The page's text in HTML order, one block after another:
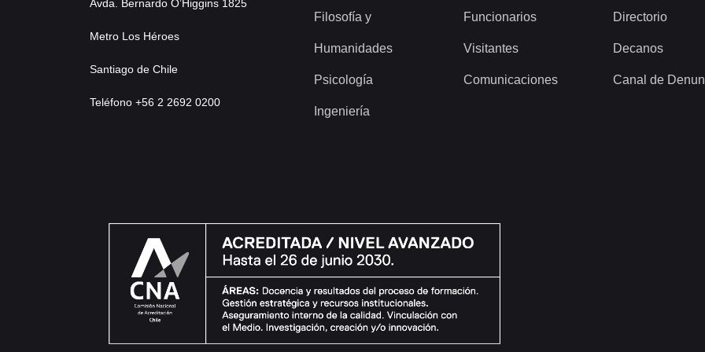
Avda. Bernardo O’Higgins 1825
Metro Los Héroes
Santiago de Chile
Teléfono +56 2 2692 0200
Filosofía y
Humanidades
Psicología
Ingeniería
Funcionarios
Visitantes
Comunicaciones
Directorio
Decanos
Canal de